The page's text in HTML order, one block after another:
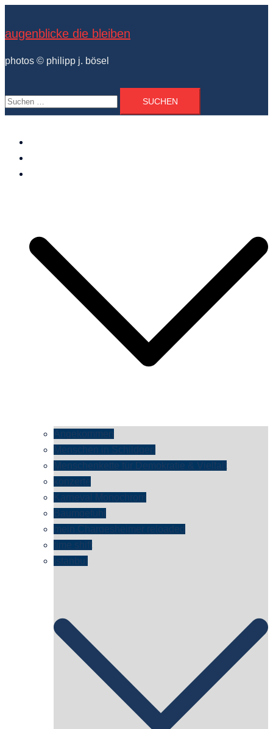
springen
augenblicke die bleiben
photos © philipp j. bösel
Suchen
nach:
Angekommen
Menschen in Schildgen
Menschenkette für Demokratie & Vielfalt
konzerte
Karneval Monochrom
Baumgefühl
mein Chargesheimer reloaded
time shift
Istanbul